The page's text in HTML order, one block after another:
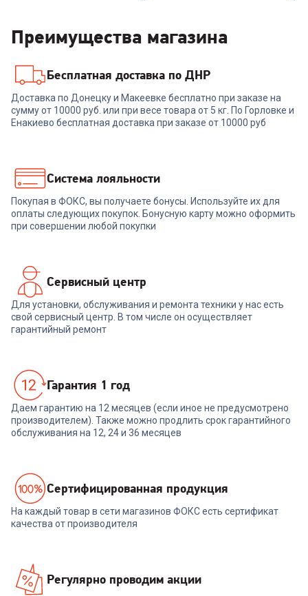
Кофеварка RED SOLUTION
Indi RCM-1540
34 999₽
В корзину
Кофемашина ZELMER
ZCM8110 MAESTRO
В корзину
Преимущества магазина
Бесплатная доставка по ДНР
Доставка по Донецку и Макеевке бесплатно при заказе на
сумму от 10000 руб. или при весе товара от 5 кг. По Горловке и
Енакиево бесплатная доставка при заказе от 10000 руб
Система лояльности
Покупая в ФОКС, вы получаете бонусы. Используйте их для
оплаты следующих покупок. Бонусную карту можно оформить
при совершении любой покупки
Сервисный центр
Для установки, обслуживания и ремонта техники у нас есть
свой сервисный центр. В том числе он осуществляет
гарантийный ремонт
Гарантия 1 год
Даем гарантию на 12 месяцев (если иное не предусмотрено
производителем). Также можно продлить срок гарантийного
обслуживания на 12, 24 и 36 месяцев
Cертифицированная продукция
На каждый товар в сети магазинов ФОКС есть сертификат
качества от производителя
Регулярно проводим акции